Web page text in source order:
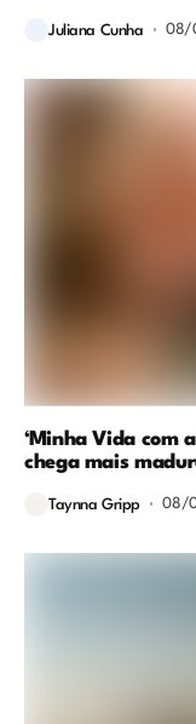
Juliana Cunha 08/
‘Minha Vida com
chega mais
Taynna Gripp 08/